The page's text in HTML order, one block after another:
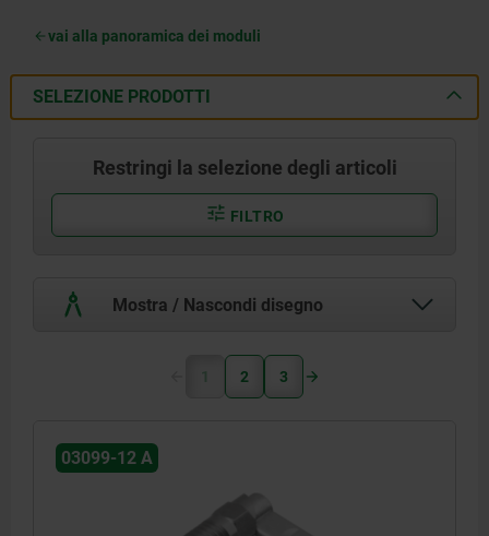
vai alla panoramica dei moduli
SELEZIONE PRODOTTI
Restringi la selezione degli articoli
FILTRO
Mostra / Nascondi disegno
1 2 3
03099-12 A